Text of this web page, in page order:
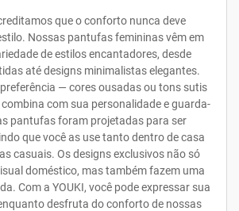
que o conforto nunca deve
Nossas pantufas femininas vêm em
de estilos encantadores, desde
até designs minimalistas elegantes.
— cores ousadas ou tons sutis
com sua personalidade e guarda-
pantufas foram projetadas para ser
que você as use tanto dentro de casa
casuais. Os designs exclusivos não só
doméstico, mas também fazem uma
Com a YOUKI, você pode expressar sua
desfruta do conforto de nossas